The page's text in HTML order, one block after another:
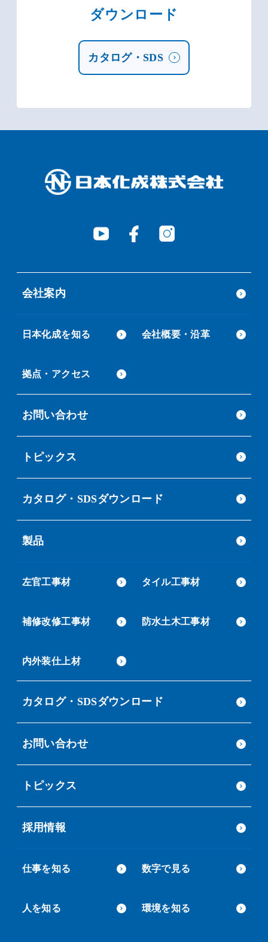
ダウンロード
カタログ・SDS
会社案内
日本化成を知る 会社概要・沿革
拠点・アクセス
お問い合わせ
トピックス
カタログ・SDSダウンロード
製品
左官工事材 タイル工事材
補修改修工事材 防水土木工事材
内外装仕上材
カタログ・SDSダウンロード
お問い合わせ
トピックス
採用情報
仕事を知る 数字で見る
人を知る 環境を知る